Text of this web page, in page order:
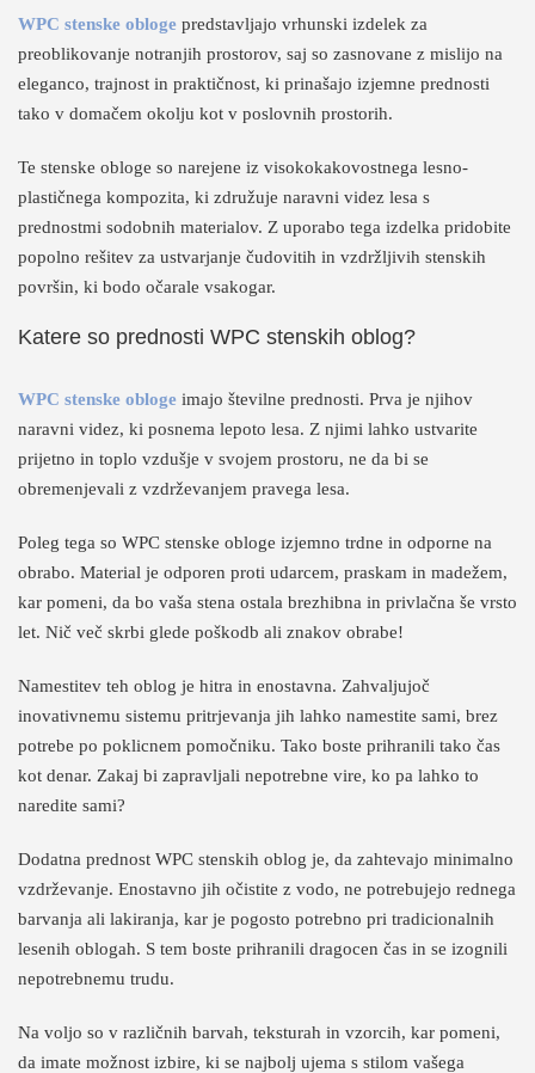
WPC stenske obloge predstavljajo vrhunski izdelek za
preoblikovanje notranjih prostorov, saj so zasnovane z mislijo na
eleganco, trajnost in praktičnost, ki prinašajo izjemne prednosti
tako v domačem okolju kot v poslovnih prostorih.
Te stenske obloge so narejene iz visokokakovostnega lesno-
plastičnega kompozita, ki združuje naravni videz lesa s
prednostmi sodobnih materialov. Z uporabo tega izdelka pridobite
popolno rešitev za ustvarjanje čudovitih in vzdržljivih stenskih
površin, ki bodo očarale vsakogar.
Katere so prednosti WPC stenskih oblog?
WPC stenske obloge imajo številne prednosti. Prva je njihov
naravni videz, ki posnema lepoto lesa. Z njimi lahko ustvarite
prijetno in toplo vzdušje v svojem prostoru, ne da bi se
obremenjevali z vzdrževanjem pravega lesa.
Poleg tega so WPC stenske obloge izjemno trdne in odporne na
obrabo. Material je odporen proti udarcem, praskam in madežem,
kar pomeni, da bo vaša stena ostala brezhibna in privlačna še vrsto
let. Nič več skrbi glede poškodb ali znakov obrabe!
Namestitev teh oblog je hitra in enostavna. Zahvaljujoč
inovativnemu sistemu pritrjevanja jih lahko namestite sami, brez
potrebe po poklicnem pomočniku. Tako boste prihranili tako čas
kot denar. Zakaj bi zapravljali nepotrebne vire, ko pa lahko to
naredite sami?
Dodatna prednost WPC stenskih oblog je, da zahtevajo minimalno
vzdrževanje. Enostavno jih očistite z vodo, ne potrebujejo rednega
barvanja ali lakiranja, kar je pogosto potrebno pri tradicionalnih
lesenih oblogah. S tem boste prihranili dragocen čas in se izognili
nepotrebnemu trudu.
Na voljo so v različnih barvah, teksturah in vzorcih, kar pomeni,
da imate možnost izbire, ki se najbolj ujema s stilom vašega